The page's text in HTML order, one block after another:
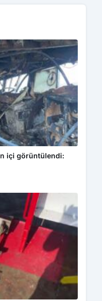
içi görüntülendi:
yaralandığı gemi